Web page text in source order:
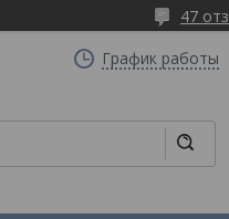
47
График работы